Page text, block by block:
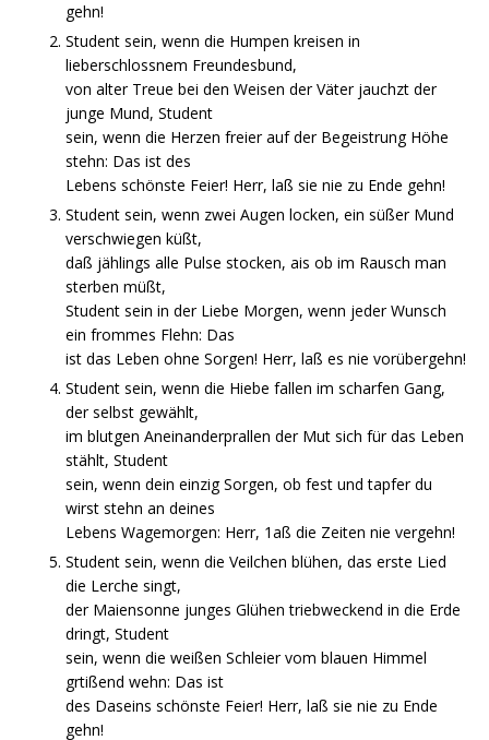
gehn!
Student sein, wenn die Humpen kreisen in
lieberschlossnem Freundesbund,
von alter Treue bei den Weisen der Väter jauchzt der
junge Mund, Student
sein, wenn die Herzen freier auf der Begeistrung Höhe
stehn: Das ist des
Lebens schönste Feier! Herr, laß sie nie zu Ende gehn!
Student sein, wenn zwei Augen locken, ein süßer Mund
verschwiegen küßt,
daß jählings alle Pulse stocken, ais ob im Rausch man
sterben müßt,
Student sein in der Liebe Morgen, wenn jeder Wunsch
ein frommes Flehn: Das
ist das Leben ohne Sorgen! Herr, laß es nie vorübergehn!
Student sein, wenn die Hiebe fallen im scharfen Gang,
der selbst gewählt,
im blutgen Aneinanderprallen der Mut sich für das Leben
stählt, Student
sein, wenn dein einzig Sorgen, ob fest und tapfer du
wirst stehn an deines
Lebens Wagemorgen: Herr, 1aß die Zeiten nie vergehn!
Student sein, wenn die Veilchen blühen, das erste Lied
die Lerche singt,
der Maiensonne junges Glühen triebweckend in die Erde
dringt, Student
sein, wenn die weißen Schleier vom blauen Himmel
grtißend wehn: Das ist
des Daseins schönste Feier! Herr, laß sie nie zu Ende
gehn!